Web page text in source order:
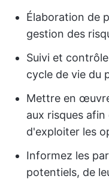
Élaboration de
gestion des
Suivi et
cycle de vie du
Mettre en
aux risques
d'exploiter les
Informez les
potentiels, de